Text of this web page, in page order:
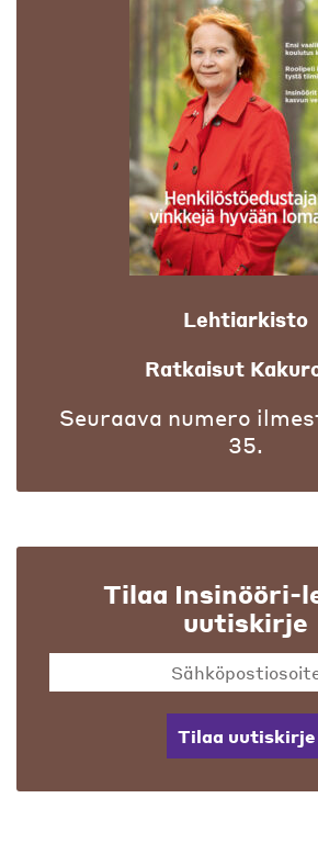
Lehtiarkisto
Ratkaisut
Seuraava numero
35.
Tilaa Insinööri-
uutiskirje
Tilaa uutiskirje